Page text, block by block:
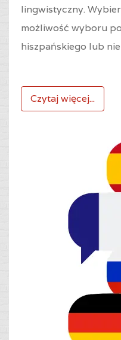
lingwistyczny.
możliwość wyboru
hiszpańskiego lub
Czytaj więcej...